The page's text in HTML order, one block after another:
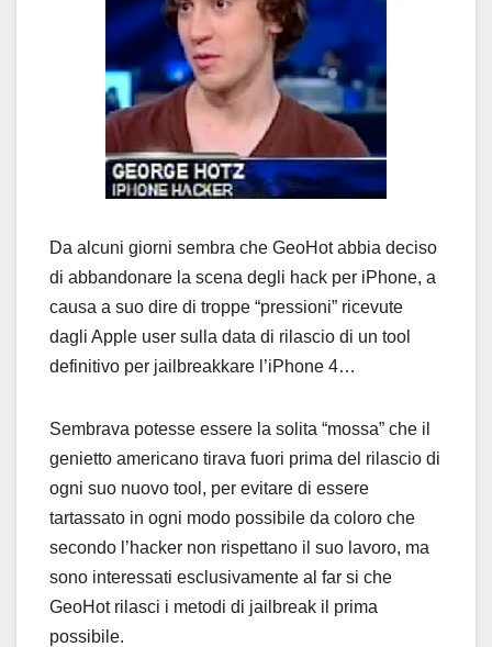
Da alcuni giorni sembra che GeoHot abbia deciso
di abbandonare la scena degli hack per iPhone, a
causa a suo dire di troppe “pressioni” ricevute
dagli Apple user sulla data di rilascio di un tool
definitivo per jailbreakkare l’iPhone 4…
Sembrava potesse essere la solita “mossa” che il
genietto americano tirava fuori prima del rilascio di
ogni suo nuovo tool, per evitare di essere
tartassato in ogni modo possibile da coloro che
secondo l’hacker non rispettano il suo lavoro, ma
sono interessati esclusivamente al far si che
GeoHot rilasci i metodi di jailbreak il prima
possibile.